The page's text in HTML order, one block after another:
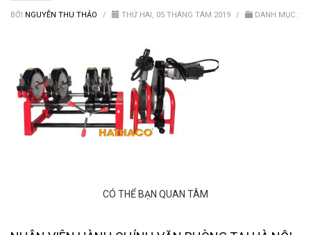
Van nước HDPE, PVC
BỞI NGUYỄN THU THẢO / THỨ HAI, 05 THÁNG TÁM 2019 / DANH MỤC :
CÓ THỂ BẠN QUAN TÂM